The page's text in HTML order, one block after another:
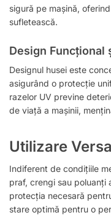
sigură pe mașină,
sufletească.
Design Funcțional
Designul husei este
asigurând o protecție
razelor UV previne
de viață a mașinii,
Utilizare
Indiferent de condițiile
praf, crengi sau poluanți
protecția necesară
stare optimă pentru o